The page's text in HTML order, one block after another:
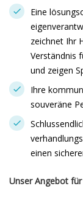
Eine
zeichnet Ihr
Verständnis
und zeigen
Ihre
souveräne
einen
Unser Angebot